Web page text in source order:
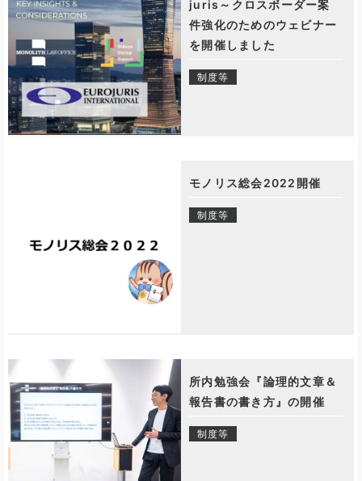
juris～クロスボーダー案
件強化のためのウェビナー
を開催しました
制度等
モノリス総会2022開催
制度等
所内勉強会『論理的文章＆
報告書の書き方』の開催
制度等